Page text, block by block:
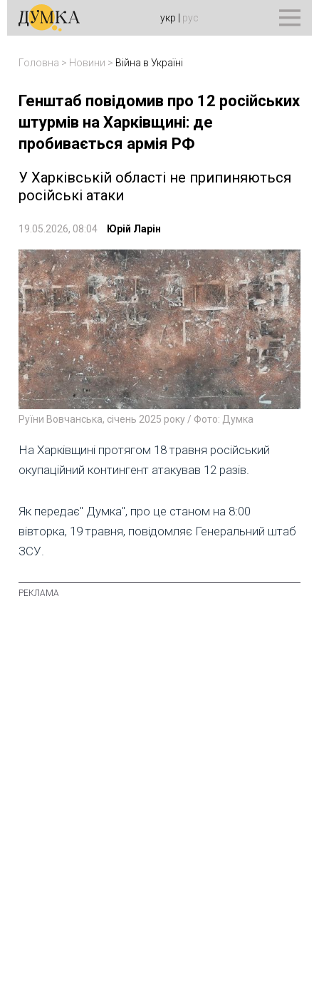
укр рус
Головна > Новини > Війна в Україні
Генштаб повідомив про 12 російських
штурмів на Харківщині: де
пробивається армія РФ
У Харківській області не припиняються
російські атаки
19.05.2026, 08:04 Юрій Ларін
Руїни Вовчанська, січень 2025 року / Фото: Думка
На Харківщині протягом 18 травня російський
окупаційний контингент атакував 12 разів.
Як передає" Думка", про це станом на 8:00
вівторка, 19 травня, повідомляє Генеральний штаб
ЗСУ.